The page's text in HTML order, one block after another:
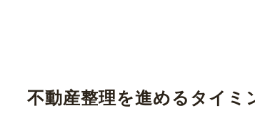
不動産整理を進めるタイミ